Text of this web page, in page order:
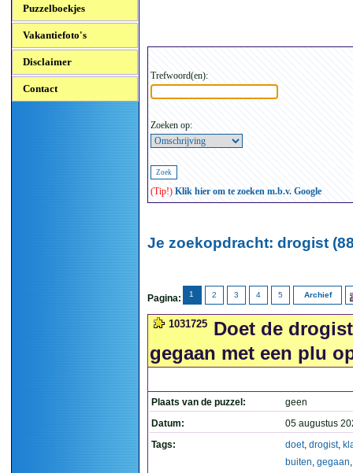
Puzzelboekjes
Vakantiefoto's
Disclaimer
Contact
Trefwoord(en):
Zoeken op:
(Tip!) Klik hier om te zoeken m.b.v. Google
Je zoekopdracht: drogist
Pagina: 1 2 3 4 5 Archief
1031725 Doet de
gegaan met een plu
Plaats van de puzzel:
geen
Datum:
05 augustus
Tags:
doet, drogist,
buiten, gegaan